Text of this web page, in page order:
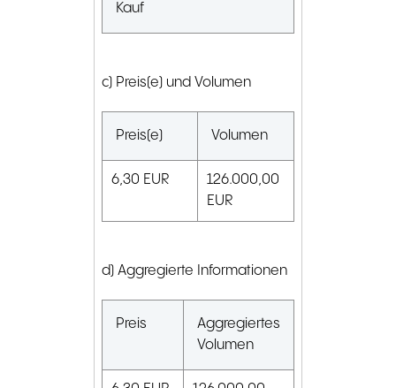
Kauf
c) Preis(e) und Volumen
Preis(e) Volumen
6,30 EUR
126.000,00
EUR
d) Aggregierte Informationen
Preis
Aggregiertes
Volumen